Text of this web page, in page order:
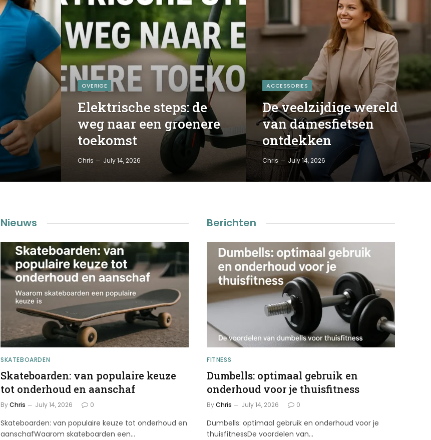
OVERIGE
Elektrische steps: de
weg naar een groenere
toekomst
Chris July 14, 2026
ACCESSORIES
De veelzijdige wereld
van damesfietsen
ontdekken
Chris July 14, 2026
Nieuws
SKATEBOARDEN
Skateboarden: van populaire keuze
tot onderhoud en aanschaf
ByChris July 14, 2026 0
Skateboarden: van populaire keuze tot onderhoud en
aanschafWaarom skateboarden een…
Berichten
FITNESS
Dumbells: optimaal gebruik en
onderhoud voor je thuisfitness
ByChris July 14, 2026 0
Dumbells: optimaal gebruik en onderhoud voor je
thuisfitnessDe voordelen van…